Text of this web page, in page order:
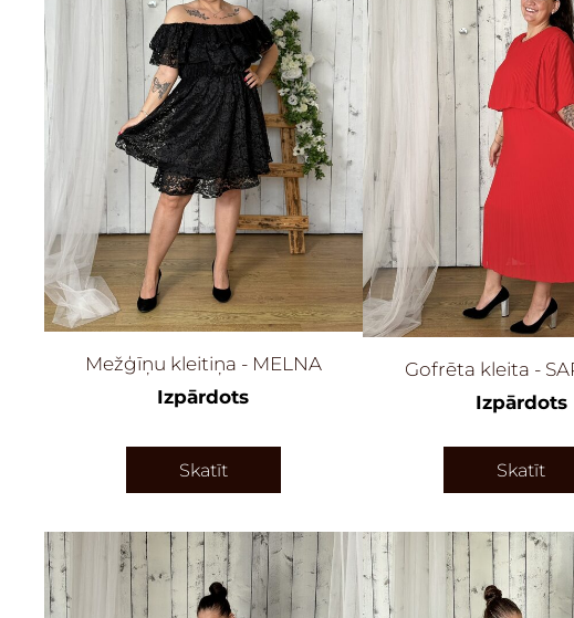
Mežģīņu kleitiņa - MELNA
Izpārdots
Skatīt
Gofrēta kleita -
Izpārdots
Skatīt